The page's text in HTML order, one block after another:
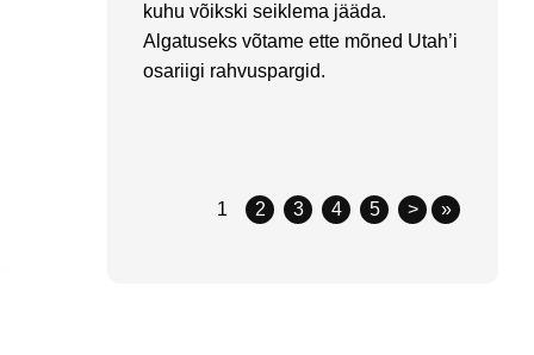
kuhu võikski seiklema jääda.
Algatuseks võtame ette mõned Utah’i
osariigi rahvuspargid.
1 2 3 4 5 > »